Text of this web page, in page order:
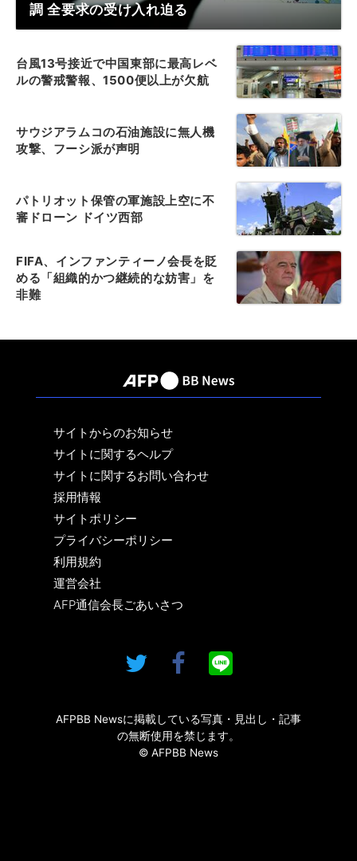
調 全要求の受け入れ迫る
台風13号接近で中国東部に最高レベ
ルの警戒警報、1500便以上が欠航
サウジアラムコの石油施設に無人機
攻撃、フーシ派が声明
パトリオット保管の軍施設上空に不
審ドローン ドイツ西部
FIFA、インファンティーノ会長を貶
める「組織的かつ継続的な妨害」を
非難
サイトからのお知らせ
サイトに関するヘルプ
サイトに関するお問い合わせ
採用情報
サイトポリシー
プライバシーポリシー
利用規約
運営会社
AFP通信会長ごあいさつ
AFPBB Newsに掲載している写真・見出し・記事
の無断使用を禁じます。
© AFPBB News